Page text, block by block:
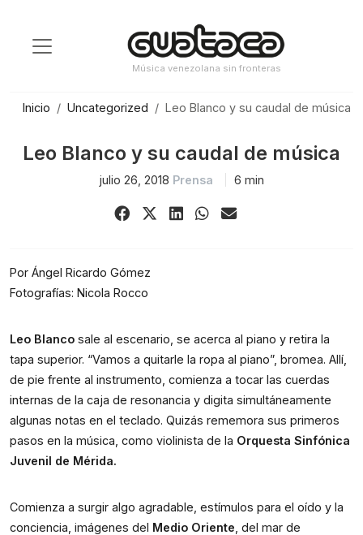
contenido
Música venezolana sin fronteras
Inicio Uncategorized Leo Blanco y su caudal de música
Leo Blanco y su caudal de música
julio 26, 2018 Prensa 6 min
Share Share ShareShareShare
Por Ángel Ricardo Gómez
Fotografías: Nicola Rocco
Leo Blanco sale al escenario, se acerca al piano y retira la
tapa superior. “Vamos a quitarle la ropa al piano”, bromea. Allí,
de pie frente al instrumento, comienza a tocar las cuerdas
internas de la caja de resonancia y digita simultáneamente
algunas notas en el teclado. Quizás rememora sus primeros
pasos en la música, como violinista de la Orquesta Sinfónica
Juvenil de Mérida.
Comienza a surgir algo agradable, estímulos para el oído y la
conciencia, imágenes del Medio Oriente , del mar de